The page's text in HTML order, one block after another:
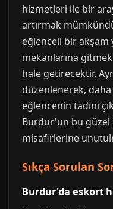
hizmetleri ile bir
artırmak
eğlenceli bir akşam
mekanlarına
hale getirecektir.
düzenlenerek,
eğlencenin tadını
Burdur'un bu güzel
misafirlerine
Sıkça Sorulan
Burdur'da eskort